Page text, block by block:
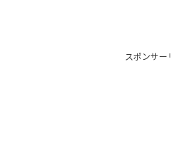
スポンサー